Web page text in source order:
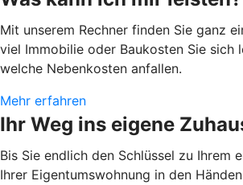
Mit unserem Rechner finden Sie ganz
viel Immobilie oder Baukosten Sie sich
welche Nebenkosten anfallen.
Mehr erfahren
Ihr Weg ins eigene
Bis Sie endlich den Schlüssel zu Ihrem
Ihrer Eigentumswohnung in den